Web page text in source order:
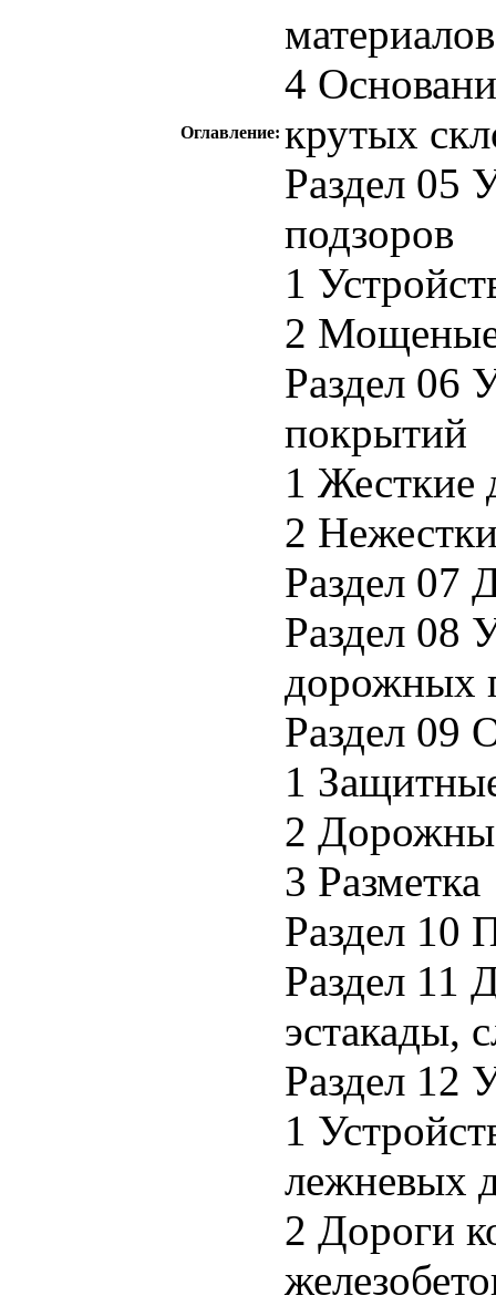
Оглавление:
материалов
4
крутых
Раздел 05
подзоров
1
2 Мощеные
Раздел 06
покрытий
1
2
Раздел 07
Раздел 08
дорожных
Раздел 09
1
2
3 Разметка
Раздел 10
Раздел 11
эстакады,
Раздел 12
1
лежневых
2 Дороги